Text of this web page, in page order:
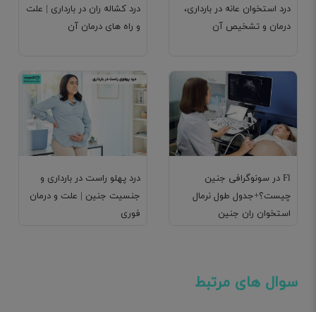
درد کشاله ران در بارداری | علت
و راه های درمان آن
درد استخوان عانه در بارداری،
درمان و تشخیص آن
درد پهلو راست در بارداری و
جنسیت جنین | علت و درمان
فوری
Fl در سونوگرافی جنین
چیست؟+جدول طول نرمال
استخوان ران جنین
سوال های مرتبط